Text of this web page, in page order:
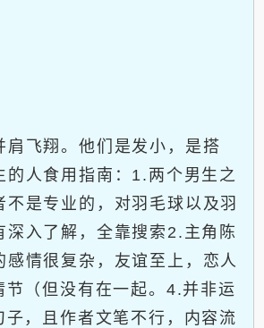
肩飞翔。他们是发小，是搭
的人食用指南：1.两个男生之
不是专业的，对羽毛球以及羽
深入了解，全靠搜索2.主角陈
感情很复杂，友谊至上，恋人
（但没有在一起。4.并非运
，且作者文笔不行，内容流